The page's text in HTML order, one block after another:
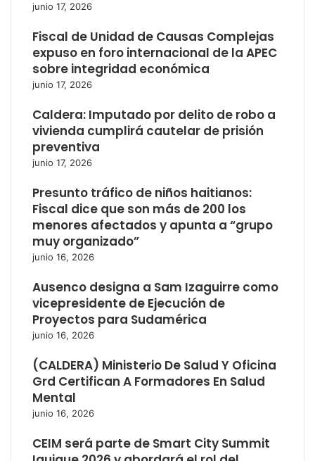
junio 17, 2026
Fiscal de Unidad de Causas Complejas
expuso en foro internacional de la APEC
sobre integridad económica
junio 17, 2026
Caldera: Imputado por delito de robo a
vivienda cumplirá cautelar de prisión
preventiva
junio 17, 2026
Presunto tráfico de niños haitianos:
Fiscal dice que son más de 200 los
menores afectados y apunta a “grupo
muy organizado”
junio 16, 2026
Ausenco designa a Sam Izaguirre como
vicepresidente de Ejecución de
Proyectos para Sudamérica
junio 16, 2026
(CALDERA) Ministerio De Salud Y Oficina
Grd Certifican A Formadores En Salud
Mental
junio 16, 2026
CEIM será parte de Smart City Summit